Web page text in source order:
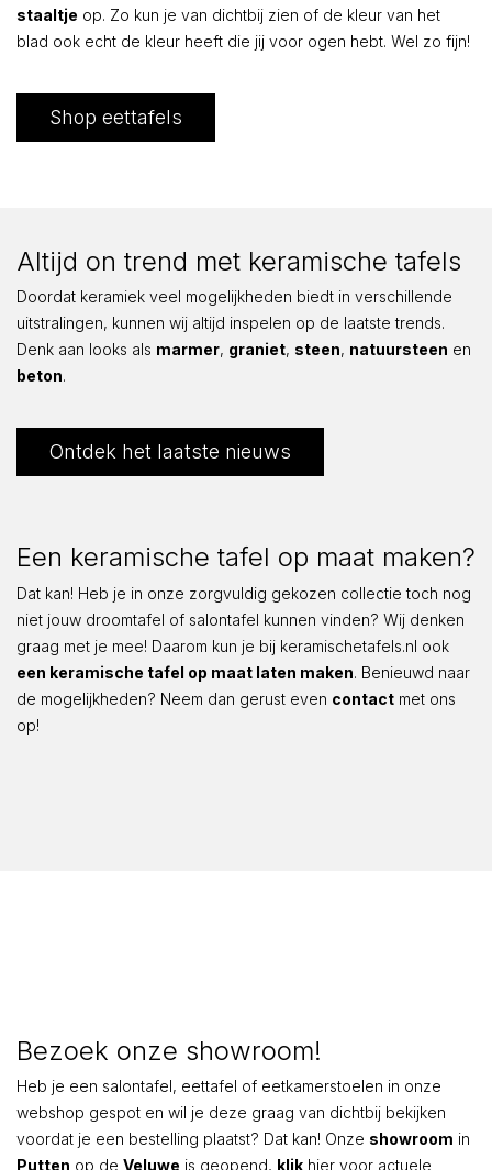
staaltje op. Zo kun je van dichtbij zien of de kleur van het
blad ook echt de kleur heeft die jij voor ogen hebt. Wel zo fijn!
Shop eettafels
Altijd on trend met keramische tafels
Doordat keramiek veel mogelijkheden biedt in verschillende
uitstralingen, kunnen wij altijd inspelen op de laatste trends.
Denk aan looks als marmer, graniet, steen, natuursteen en
beton.
Ontdek het laatste nieuws
Een keramische tafel op maat maken?
Dat kan! Heb je in onze zorgvuldig gekozen collectie toch nog
niet jouw droomtafel of salontafel kunnen vinden? Wij denken
graag met je mee! Daarom kun je bij keramischetafels.nl ook
een keramische tafel op maat laten maken. Benieuwd naar
de mogelijkheden? Neem dan gerust even contact met ons
op!
Bezoek onze showroom!
Heb je een salontafel, eettafel of eetkamerstoelen in onze
webshop gespot en wil je deze graag van dichtbij bekijken
voordat je een bestelling plaatst? Dat kan! Onze showroom in
Putten op de Veluwe is geopend, klik hier voor actuele